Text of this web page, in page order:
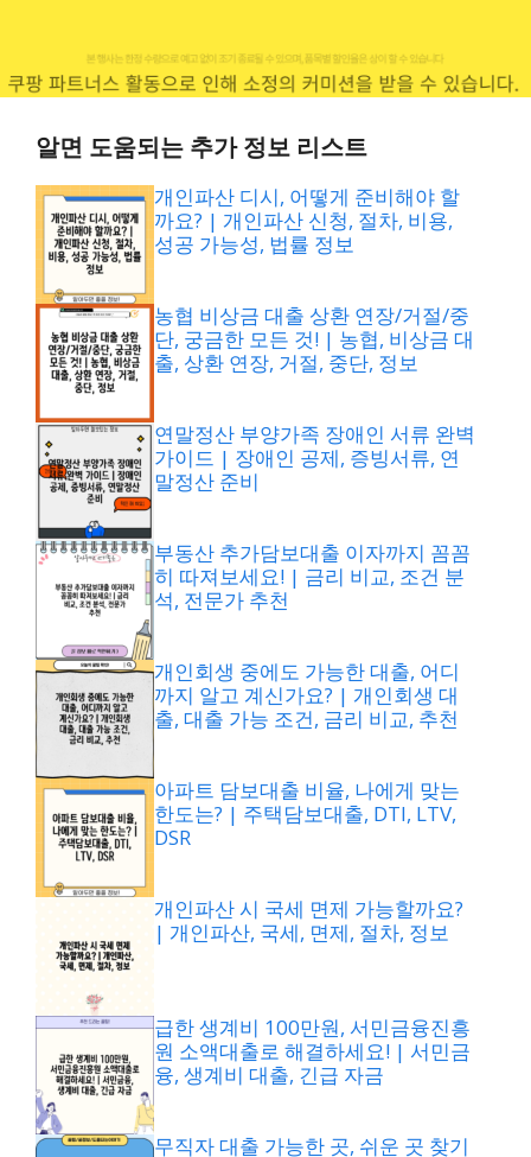
알면 도움되는 추가 정보 리스트
개인파산 디시, 어떻게 준비해야 할
까요? | 개인파산 신청, 절차, 비용,
성공 가능성, 법률 정보
농협 비상금 대출 상환 연장/거절/중
단, 궁금한 모든 것! | 농협, 비상금 대
출, 상환 연장, 거절, 중단, 정보
연말정산 부양가족 장애인 서류 완벽
가이드 | 장애인 공제, 증빙서류, 연
말정산 준비
부동산 추가담보대출 이자까지 꼼꼼
히 따져보세요! | 금리 비교, 조건 분
석, 전문가 추천
개인회생 중에도 가능한 대출, 어디
까지 알고 계신가요? | 개인회생 대
출, 대출 가능 조건, 금리 비교, 추천
아파트 담보대출 비율, 나에게 맞는
한도는? | 주택담보대출, DTI, LTV,
DSR
개인파산 시 국세 면제 가능할까요?
| 개인파산, 국세, 면제, 절차, 정보
급한 생계비 100만원, 서민금융진흥
원 소액대출로 해결하세요! | 서민금
융, 생계비 대출, 긴급 자금
무직자 대출 가능한 곳, 쉬운 곳 찾기